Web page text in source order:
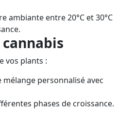
ambiante entre 20°C et 30°C
vos plants :
personnalisé avec
phases de croissance.